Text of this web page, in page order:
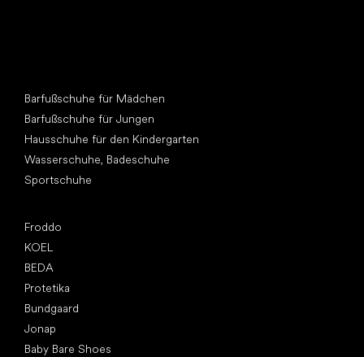
Barfußschuhe für Mädchen
Barfußschuhe für Jungen
Hausschuhe für den Kindergarten
Wasserschuhe, Badeschuhe
Sportschuhe
Froddo
KOEL
BEDA
Protetika
Bundgaard
Jonap
Baby Bare Shoes